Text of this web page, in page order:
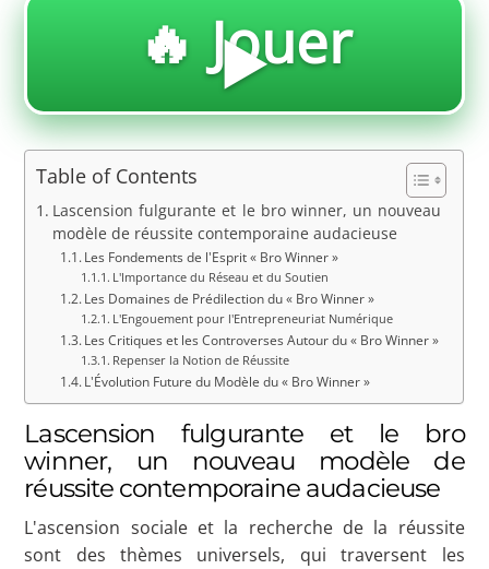
🔥 Jouer
▶️
Table of Contents
Lascension fulgurante et le bro winner, un nouveau
modèle de réussite contemporaine audacieuse
Les Fondements de l'Esprit « Bro Winner »
L'Importance du Réseau et du Soutien
Les Domaines de Prédilection du « Bro Winner »
L'Engouement pour l'Entrepreneuriat Numérique
Les Critiques et les Controverses Autour du « Bro Winner »
Repenser la Notion de Réussite
L'Évolution Future du Modèle du « Bro Winner »
Lascension fulgurante et le bro
winner, un nouveau modèle de
réussite contemporaine audacieuse
L'ascension sociale et la recherche de la réussite
sont des thèmes universels, qui traversent les